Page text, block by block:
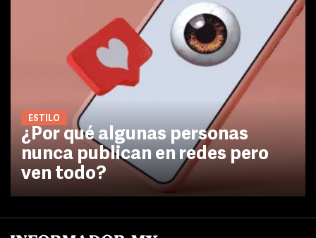
ESTILO
¿Por qué algunas personas
nunca publican en redes pero
ven todo?